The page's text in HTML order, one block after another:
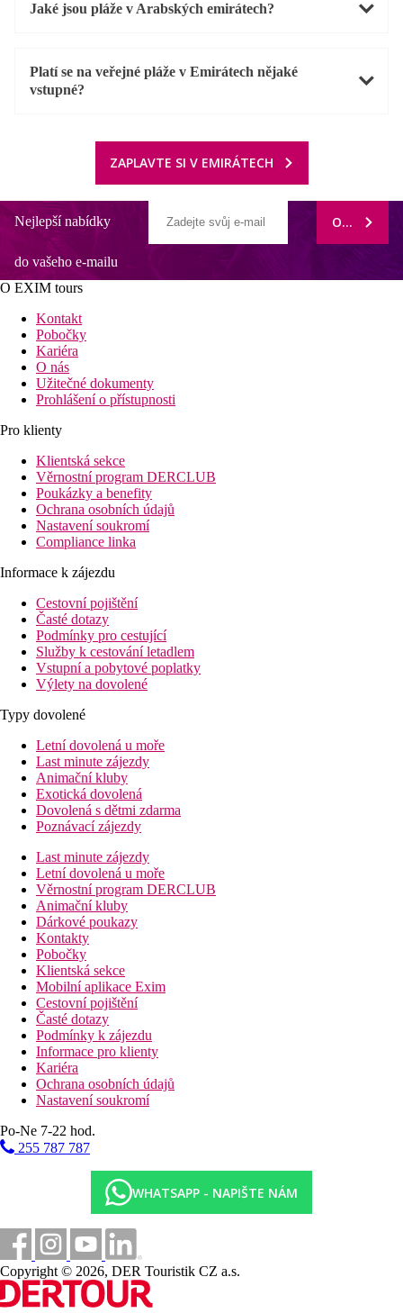
Jaké jsou pláže v Arabských emirátech?
Platí se na veřejné pláže v Emirátech nějaké
vstupné?
ZAPLAVTE SI V EMIRÁTECH
Nejlepší nabídky
do vašeho e-mailu
ODEBÍRAT
O EXIM tours
Kontakt
Pobočky
Kariéra
O nás
Užitečné dokumenty
Prohlášení o přístupnosti
Pro klienty
Klientská sekce
Věrnostní program DERCLUB
Poukázky a benefity
Ochrana osobních údajů
Nastavení soukromí
Compliance linka
Informace k zájezdu
Cestovní pojištění
Časté dotazy
Podmínky pro cestující
Služby k cestování letadlem
Vstupní a pobytové poplatky
Výlety na dovolené
Typy dovolené
Letní dovolená u moře
Last minute zájezdy
Animační kluby
Exotická dovolená
Dovolená s dětmi zdarma
Poznávací zájezdy
Last minute zájezdy
Letní dovolená u moře
Věrnostní program DERCLUB
Animační kluby
Dárkové poukazy
Kontakty
Pobočky
Klientská sekce
Mobilní aplikace Exim
Cestovní pojištění
Časté dotazy
Podmínky k zájezdu
Informace pro klienty
Kariéra
Ochrana osobních údajů
Nastavení soukromí
Po-Ne 7-22 hod.
255 787 787
WHATSAPP - NAPIŠTE NÁM
Copyright © 2026, DER Touristik CZ a.s.